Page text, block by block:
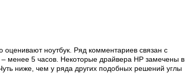
ноутбук. Ряд комментариев связан с
менее 5 часов. Некоторые драйвера HP замечены в
ниже, чем у ряда других подобных решений углы